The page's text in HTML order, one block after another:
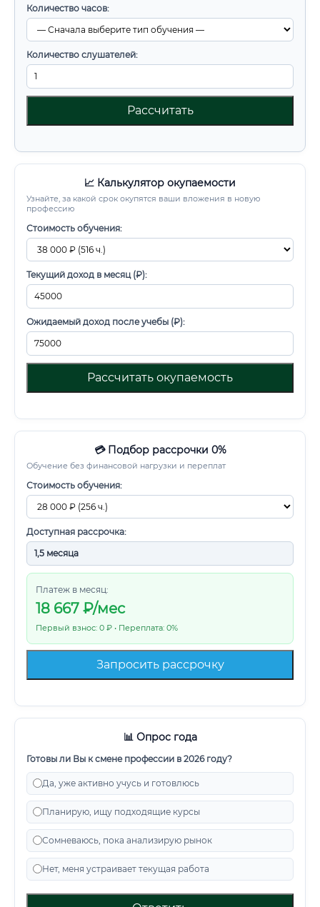
Количество часов:
Количество слушателей:
Рассчитать
📈 Калькулятор окупаемости
Узнайте, за какой срок окупятся ваши вложения в новую
профессию
Стоимость обучения:
Текущий доход в месяц (₽):
Ожидаемый доход после учебы (₽):
Рассчитать окупаемость
💳 Подбор рассрочки 0%
Обучение без финансовой нагрузки и переплат
Стоимость обучения:
Доступная рассрочка:
Платеж в месяц:
18 667 ₽/мес
Первый взнос: 0 ₽ • Переплата: 0%
Запросить рассрочку
📊 Опрос года
Готовы ли Вы к смене профессии в 2026 году?
Да, уже активно учусь и готовлюсь
Планирую, ищу подходящие курсы
Сомневаюсь, пока анализирую рынок
Нет, меня устраивает текущая работа